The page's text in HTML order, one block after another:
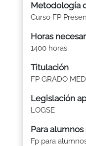
Metodología
Curso FP
Horas
1400 horas
Titulación
FP GRADO
Legislación
LOGSE
Para alumnos
Fp para